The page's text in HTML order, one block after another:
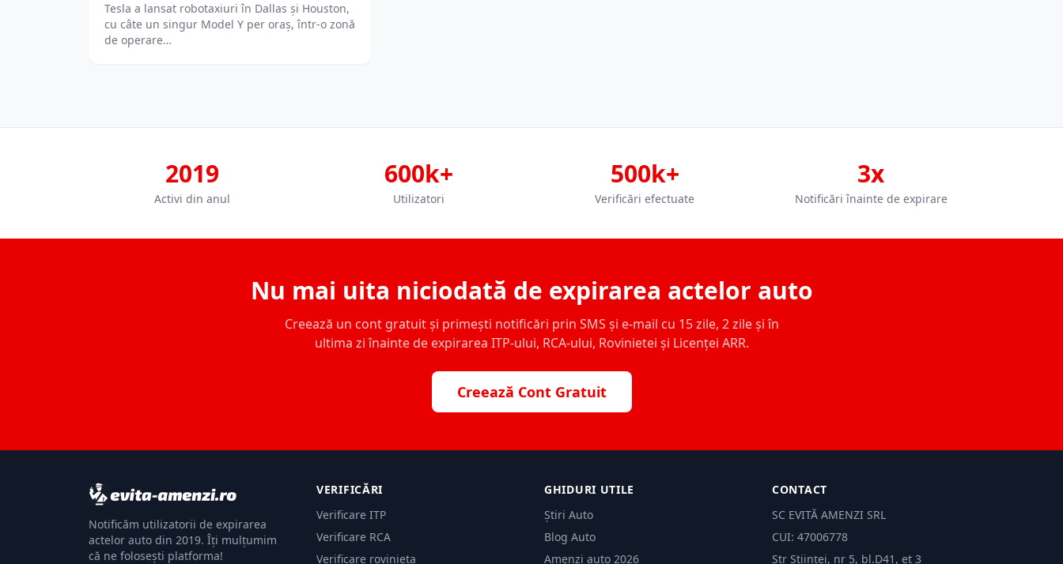
Tesla a lansat robotaxiuri în Dallas și Houston,
cu câte un singur Model Y per oraș, într-o zonă
de operare…
2019
Activi din anul
600k+
Utilizatori
500k+
Verificări efectuate
3x
Notificări înainte de expirare
Nu mai uita niciodată de expirarea actelor auto
Creează un cont gratuit și primești notificări prin SMS și e-mail cu 15 zile, 2 zile și în
ultima zi înainte de expirarea ITP-ului, RCA-ului, Rovinietei și Licenței ARR.
Creează Cont Gratuit
Notificăm utilizatorii de expirarea
actelor auto din 2019. Îți mulțumim
că ne folosești platforma!
VERIFICĂRI
Verificare ITP
Verificare RCA
Verificare rovinieta
GHIDURI UTILE
Știri Auto
Blog Auto
Amenzi auto 2026
CONTACT
SC EVITĂ AMENZI SRL
CUI: 47006778
Str Științei, nr 5, bl.D41, et 3